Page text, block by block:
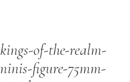
of-the-realm-
figure-75mm-